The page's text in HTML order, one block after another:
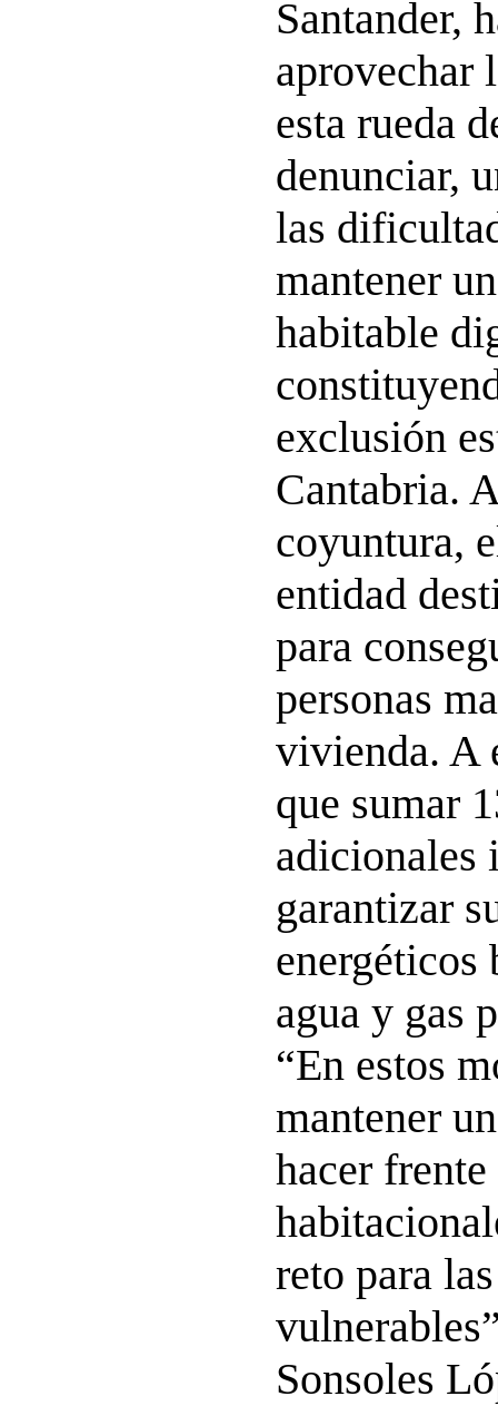
Santander,
aprovechar
esta rueda
denunciar,
las
mantener
habitable
exclusión
Cantabria.
coyuntura,
entidad
para
personas
vivienda. A
que sumar
adicionales
garantizar
energéticos
agua y gas
“En estos
mantener
hacer
reto para
Sonsoles